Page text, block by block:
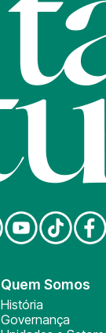
Quem Somos
História
Governança